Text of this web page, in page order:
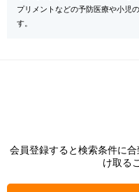
プリメントなどの予防医療や小児
す。
会員登録すると検索条件に
け取る